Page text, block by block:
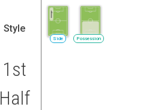
Style
Side Possession
1st
Half